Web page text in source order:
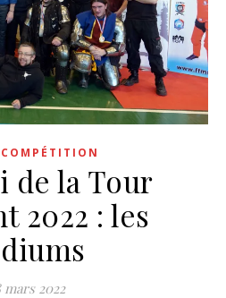
COMPÉTITION
de la Tour
2022 : les
mars 2022